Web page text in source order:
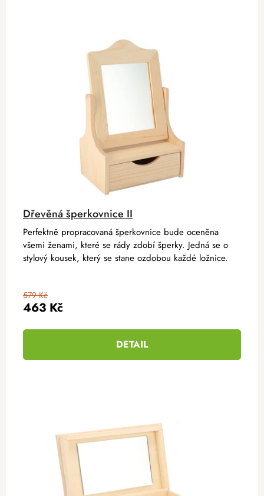
Dřevěná šperkovnice II
463 Kč
579 Kč
DETAIL
Perfektně propracovaná šperkovnice bude oceněna
všemi ženami, které se rády zdobí šperky. Jedná se o
stylový kousek, který se stane ozdobou každé ložnice.